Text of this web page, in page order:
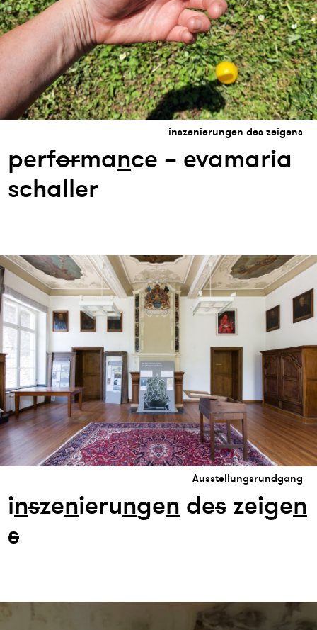
inszenierungen des zeigens
performance – evamaria
schaller
Ausstellungsrundgang
inszenierungendeszeigen
s